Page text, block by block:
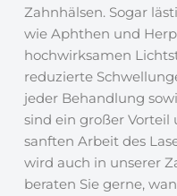
Zahnhälsen. Sogar
wie Aphthen und
hochwirksamen
reduzierte
jeder Behandlung
sind ein großer
sanften Arbeit des
wird auch in unserer
beraten Sie gerne,